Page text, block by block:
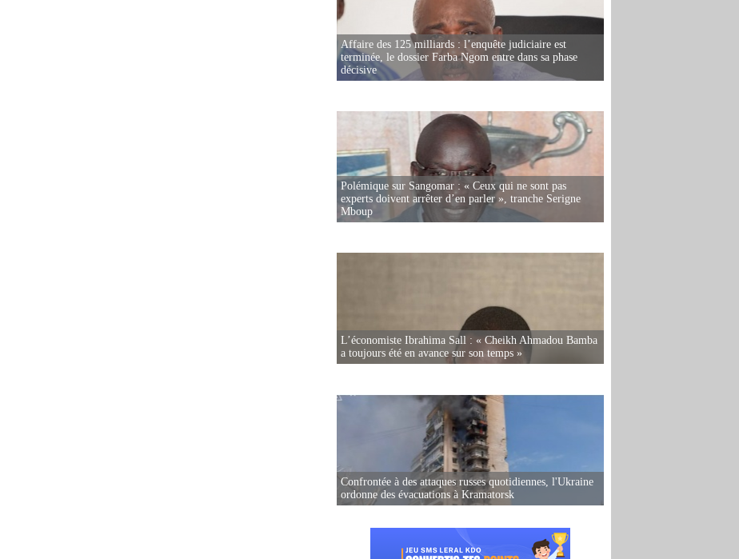
Affaire des 125 milliards : l’enquête judiciaire est
terminée, le dossier Farba Ngom entre dans sa phase
décisive
Polémique sur Sangomar : « Ceux qui ne sont pas
experts doivent arrêter d’en parler », tranche Serigne
Mboup
L’économiste Ibrahima Sall : « Cheikh Ahmadou Bamba
a toujours été en avance sur son temps »
Confrontée à des attaques russes quotidiennes, l'Ukraine
ordonne des évacuations à Kramatorsk